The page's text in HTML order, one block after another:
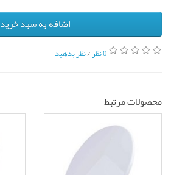
اضافه به سبد خرید
0 نظر /نظر بدهید
محصولات مرتبط